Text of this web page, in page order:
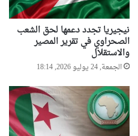
نيجيريا تجدد دعمها لحق الشعب
الصحراوي في تقرير المصير
والاستقلال
الجمعة, 24 يوليو 2026, 18:14